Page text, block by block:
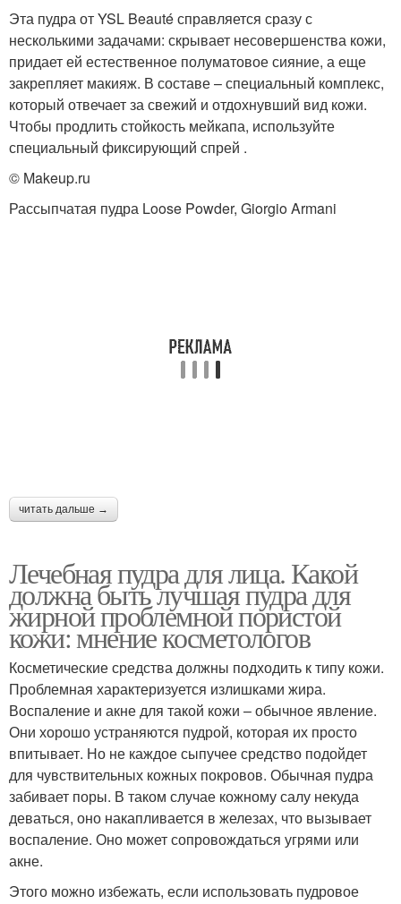
Пудры для макияжа Пудры для лица
Эта пудра от YSL Beauté справляется сразу с
несколькими задачами: скрывает несовершенства кожи,
придает ей естественное полуматовое сияние, а еще
закрепляет макияж. В составе – специальный комплекс,
который отвечает за свежий и отдохнувший вид кожи.
Чтобы продлить стойкость мейкапа, используйте
специальный фиксирующий спрей .
© Makeup.ru
Рассыпчатая пудра Loose Powder, Giorgio Armani
читать дальше →
Лечебная пудра для лица. Какой
должна быть лучшая пудра для
жирной проблемной пористой
кожи: мнение косметологов
Косметические средства должны подходить к типу кожи.
Проблемная характеризуется излишками жира.
Воспаление и акне для такой кожи – обычное явление.
Они хорошо устраняются пудрой, которая их просто
впитывает. Но не каждое сыпучее средство подойдет
для чувствительных кожных покровов. Обычная пудра
забивает поры. В таком случае кожному салу некуда
деваться, оно накапливается в железах, что вызывает
воспаление. Оно может сопровождаться угрями или
акне.
Этого можно избежать, если использовать пудровое